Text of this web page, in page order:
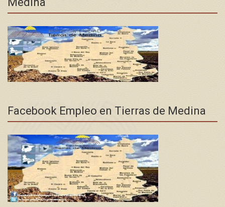
Facebook Empleo en Tierras de Medina